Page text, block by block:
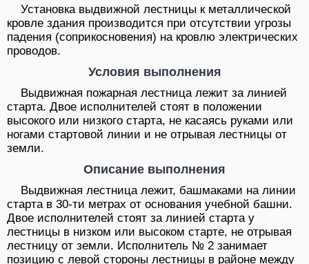
Установка выдвижной лестницы к металлической
кровле здания производится при отсутствии угрозы
падения (соприкосновения) на кровлю электрических
проводов.
Условия выполнения
Выдвижная пожарная лестница лежит за линией
старта. Двое исполнителей стоят в положении
высокого или низкого старта, не касаясь руками или
ногами стартовой линии и не отрывая лестницы от
земли.
Описание выполнения
Выдвижная лестница лежит, башмаками на линии
старта в 30-ти метрах от основания учебной башни.
Двое исполнителей стоят за линией старта у
лестницы в низком или высоком старте, не отрывая
лестницу от земли. Исполнитель № 2 занимает
позицию с левой стороны лестницы в районе между